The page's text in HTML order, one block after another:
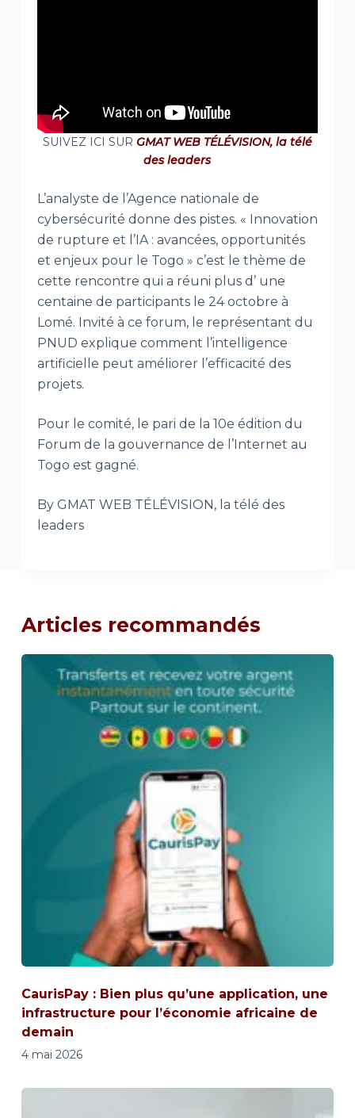
SUIVEZ ICI SUR GMAT WEB TÉLÉVISION, la télé
des leaders
L’analyste de l’Agence nationale de
cybersécurité donne des pistes. « Innovation
de rupture et l’IA : avancées, opportunités
et enjeux pour le Togo » c’est le thème de
cette rencontre qui a réuni plus d’ une
centaine de participants le 24 octobre à
Lomé. Invité à ce forum, le représentant du
PNUD explique comment l’intelligence
artificielle peut améliorer l’efficacité des
projets.
Pour le comité, le pari de la 10e édition du
Forum de la gouvernance de l’Internet au
Togo est gagné.
By GMAT WEB TÉLÉVISION, la télé des
leaders
Articles recommandés
CaurisPay : Bien plus qu’une application, une
infrastructure pour l’économie africaine de
demain
4 mai 2026